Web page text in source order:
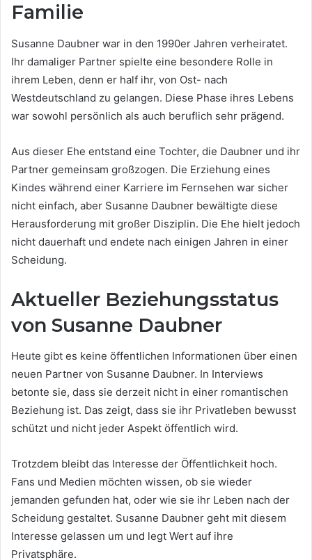
Familie
Susanne Daubner war in den 1990er Jahren verheiratet.
Ihr damaliger Partner spielte eine besondere Rolle in
ihrem Leben, denn er half ihr, von Ost- nach
Westdeutschland zu gelangen. Diese Phase ihres Lebens
war sowohl persönlich als auch beruflich sehr prägend.
Aus dieser Ehe entstand eine Tochter, die Daubner und ihr
Partner gemeinsam großzogen. Die Erziehung eines
Kindes während einer Karriere im Fernsehen war sicher
nicht einfach, aber Susanne Daubner bewältigte diese
Herausforderung mit großer Disziplin. Die Ehe hielt jedoch
nicht dauerhaft und endete nach einigen Jahren in einer
Scheidung.
Aktueller Beziehungsstatus
von Susanne Daubner
Heute gibt es keine öffentlichen Informationen über einen
neuen Partner von Susanne Daubner. In Interviews
betonte sie, dass sie derzeit nicht in einer romantischen
Beziehung ist. Das zeigt, dass sie ihr Privatleben bewusst
schützt und nicht jeder Aspekt öffentlich wird.
Trotzdem bleibt das Interesse der Öffentlichkeit hoch.
Fans und Medien möchten wissen, ob sie wieder
jemanden gefunden hat, oder wie sie ihr Leben nach der
Scheidung gestaltet. Susanne Daubner geht mit diesem
Interesse gelassen um und legt Wert auf ihre
Privatsphäre.